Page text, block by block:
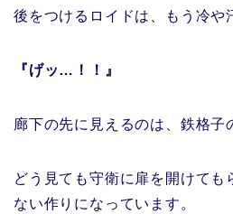
後をつけるロイドは、もう冷や
『げッ…！！』
廊下の先に見えるのは、鉄格子
どう見ても守衛に扉を開けても
ない作りになっています。